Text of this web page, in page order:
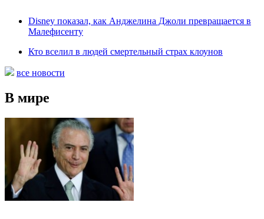
Disney показал, как Анджелина Джоли превращается в
Малефисенту
Кто вселил в людей смертельный страх клоунов
все новости
В мире